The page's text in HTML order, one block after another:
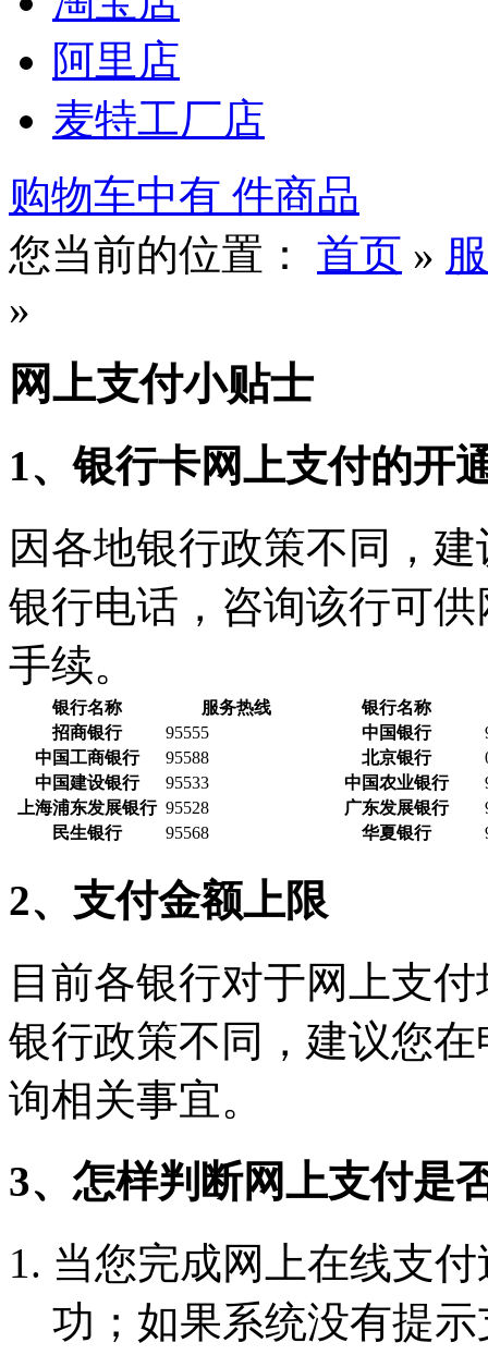
阿里店
麦特工厂店
购物车中有 件商品
您当前的位置： 首页 »
»
网上支付小贴士
1、银行卡网上支付的开
因各地银行政策不同，
银行电话，咨询该行可
手续。
银行名称 服务热线
银行名称
招商银行
95555 中国银行
中国工商银行
95588 北京银行
中国建设银行
95533 中国农业银行
上海浦东发展银行 95528 广东发展银行
民生银行
95568 华夏银行
2、支付金额上限
目前各银行对于网上支
银行政策不同，建议您
询相关事宜。
3、怎样判断网上支付是
当您完成网上在线支
功；如果系统没有提